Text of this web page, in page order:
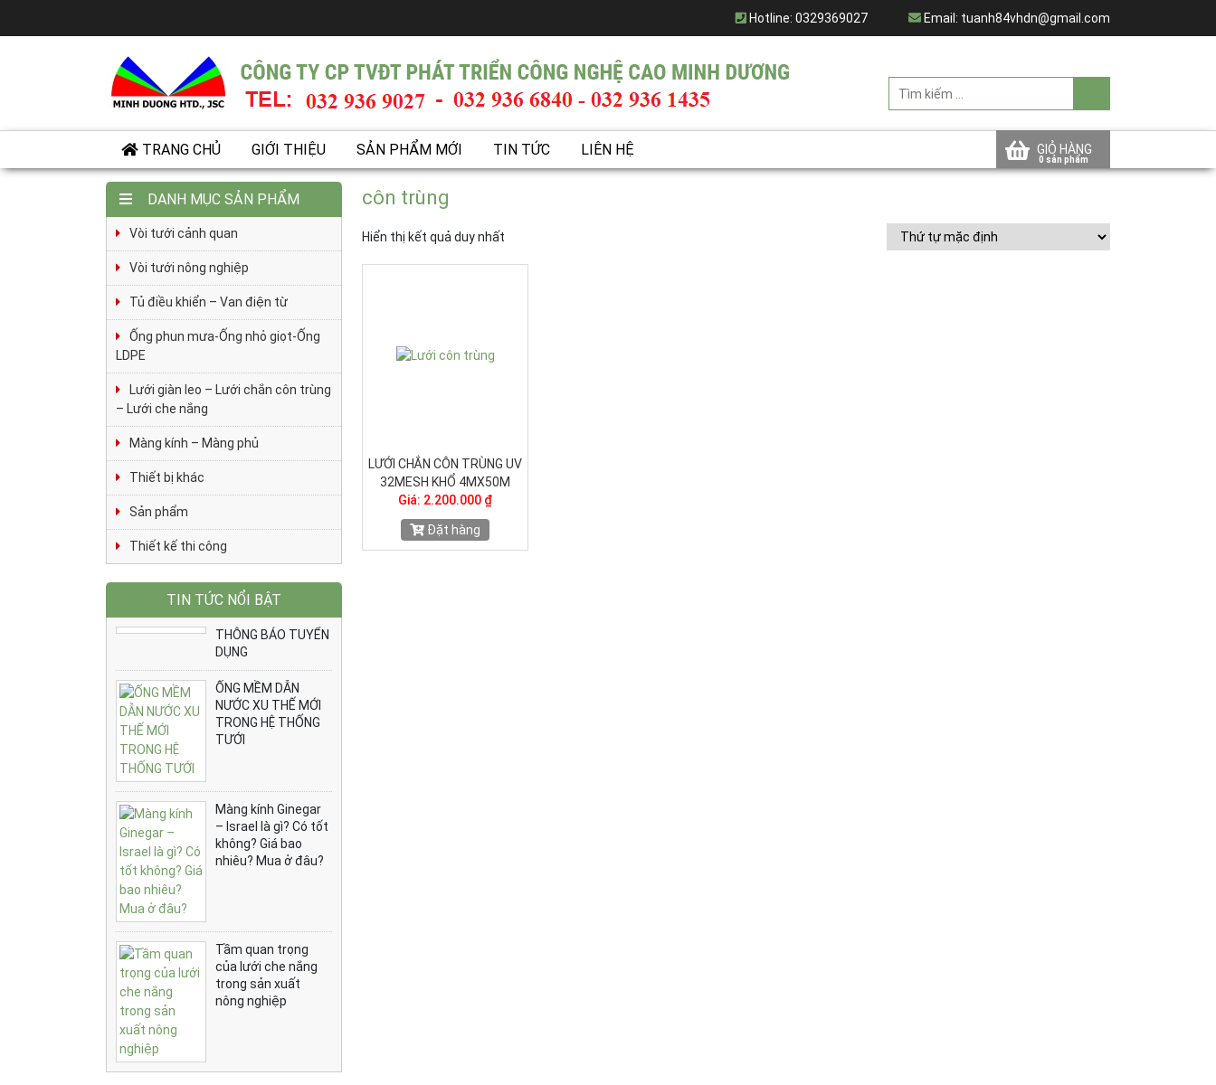
Email: tuanh84vhdn@gmail.com
Hotline: 0329369027
GIỎ HÀNG
TRANG CHỦ GIỚI THIỆU SẢN PHẨM MỚI TIN TỨC LIÊN HỆ
côn trùng
Hiển thị kết quả duy nhất
LƯỚI CHẮN CÔN TRÙNG UV
32MESH KHỔ 4MX50M
Giá: 2.200.000 ₫
Đặt hàng
DANH MỤC SẢN PHẨM
Vòi tưới cảnh quan
Vòi tưới nông nghiệp
Tủ điều khiển – Van điện từ
Ống phun mưa-Ống nhỏ giọt-Ống
LDPE
Lưới giàn leo – Lưới chắn côn trùng
– Lưới che nắng
Màng kính – Màng phủ
Thiết bị khác
Sản phẩm
Thiết kế thi công
TIN TỨC NỔI BẬT
THÔNG BÁO TUYỂN
DỤNG
ỐNG MỀM DẪN
NƯỚC XU THẾ MỚI
TRONG HỆ THỐNG
TƯỚI
Màng kính Ginegar
– Israel là gì? Có tốt
không? Giá bao
nhiêu? Mua ở đâu?
Tầm quan trọng
của lưới che nắng
trong sản xuất
nông nghiệp